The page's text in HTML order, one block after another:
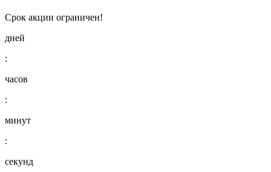
Срок акции ограничен!
дней
:
часов
:
минут
:
секунд